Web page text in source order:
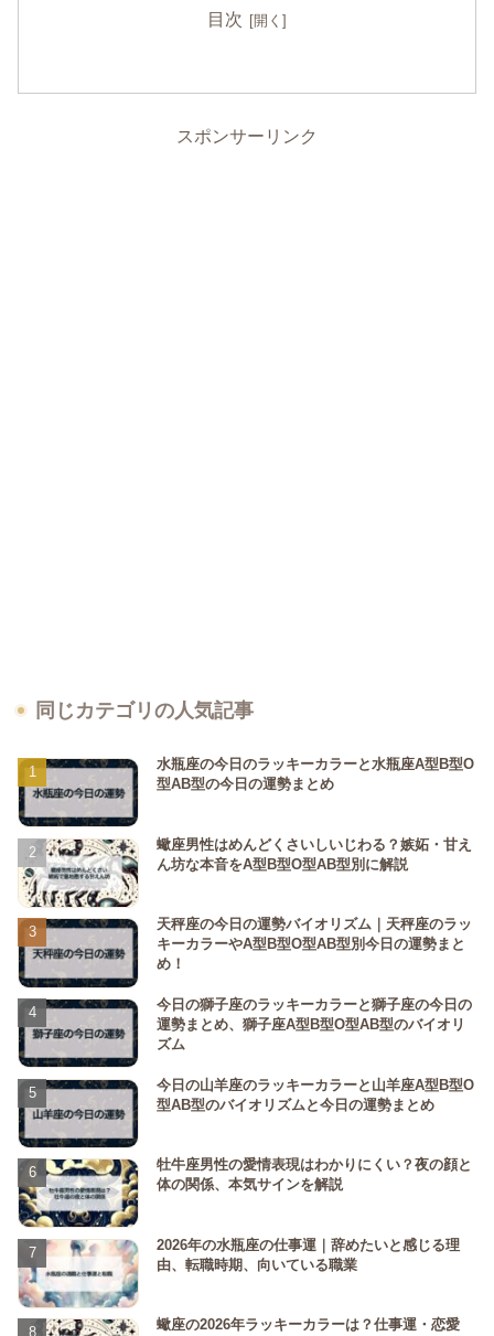
目次
スポンサーリンク
同じカテゴリの人気記事
水瓶座の今日のラッキーカラーと水瓶座A型B型O
型AB型の今日の運勢まとめ
蠍座男性はめんどくさいしいじわる？嫉妬・甘え
ん坊な本音をA型B型O型AB型別に解説
天秤座の今日の運勢バイオリズム｜天秤座のラッ
キーカラーやA型B型O型AB型別今日の運勢まと
め！
今日の獅子座のラッキーカラーと獅子座の今日の
運勢まとめ、獅子座A型B型O型AB型のバイオリ
ズム
今日の山羊座のラッキーカラーと山羊座A型B型O
型AB型のバイオリズムと今日の運勢まとめ
牡牛座男性の愛情表現はわかりにくい？夜の顔と
体の関係、本気サインを解説
2026年の水瓶座の仕事運｜辞めたいと感じる理
由、転職時期、向いている職業
蠍座の2026年ラッキーカラーは？仕事運・恋愛